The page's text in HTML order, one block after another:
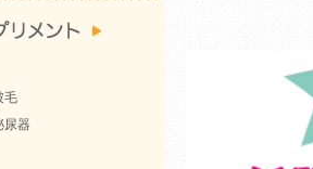
毛
尿器